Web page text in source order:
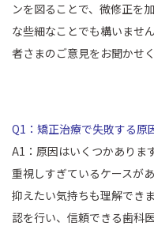
ンを図ることで、微修正を
な些細なことでも構いませ
者さまのご意見をお聞かせく
Q1：矯正治療で失敗する原
A1：原因はいくつかありま
重視しすぎているケースが
抑えたい気持ちも理解でき
認を行い、信頼できる歯科